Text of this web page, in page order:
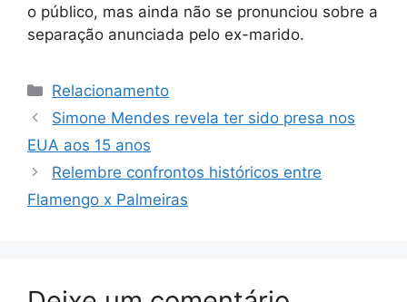
o público, mas ainda não se pronunciou sobre a
separação anunciada pelo ex-marido.
Categorias
Relacionamento
Simone Mendes revela ter sido presa nos
EUA aos 15 anos
Relembre confrontos históricos entre
Flamengo x Palmeiras